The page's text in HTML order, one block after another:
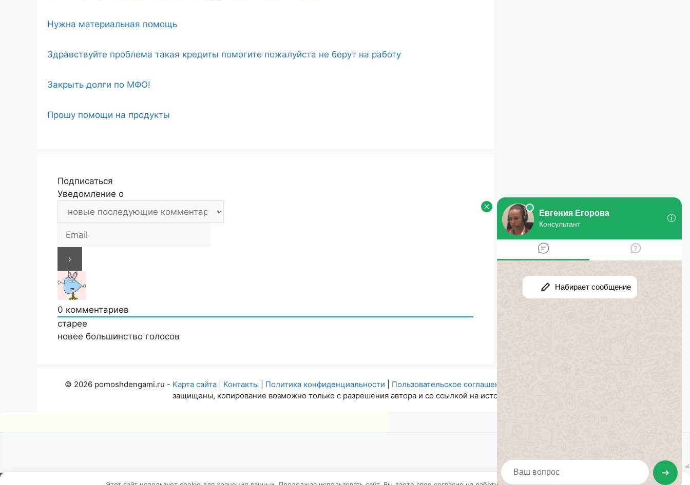
Нужна материальная помощь
Здравствуйте проблема такая кредиты помогите пожалуйста не берут на работу
Закрыть долги по МФО!
Прошу помощи на продукты
Подписаться
Уведомление о
0 комментариев
старее
новее большинство голосов
© 2026 pomoshdengami.ru - Карта сайта Контакты Политика конфиденциальности Пользовательское соглашение
защищены, копирование возможно только с разрешения автора и со ссылкой на источник.